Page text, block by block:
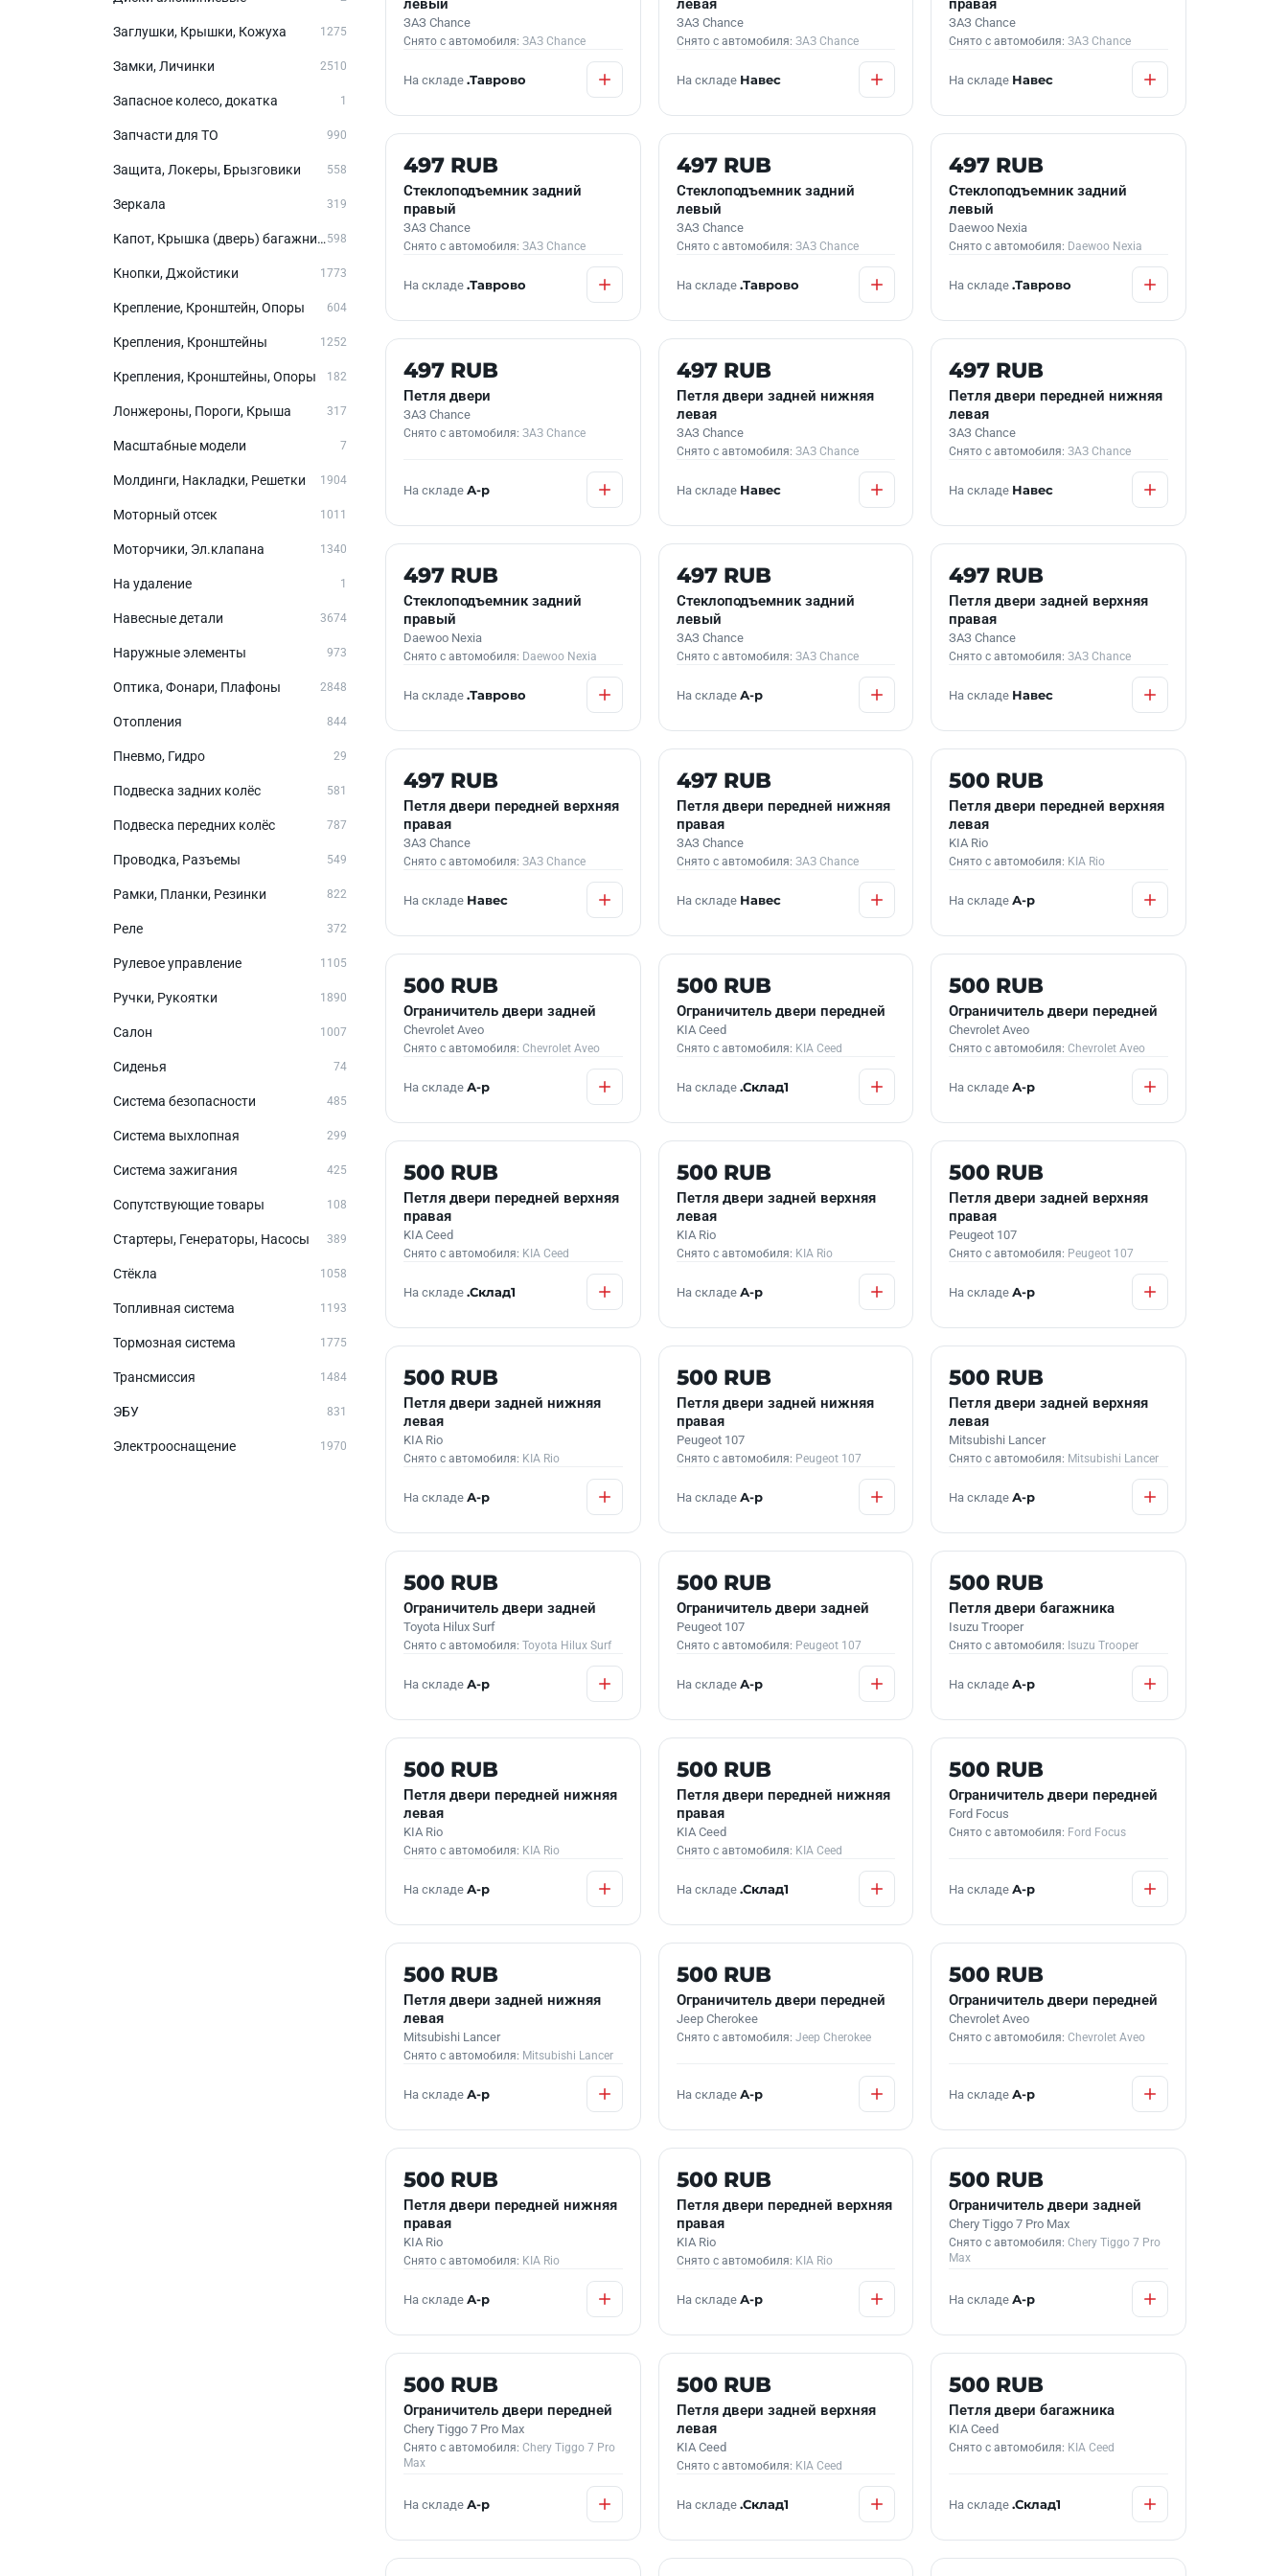
Заглушки, Крышки, Кожуха 1275
Замки, Личинки 2510
Запасное колесо, докатка 1
Запчасти для ТО 990
Защита, Локеры, Брызговики 558
Зеркала 319
Капот, Крышка (дверь) багажника598
Кнопки, Джойстики 1773
Крепление, Кронштейн, Опоры 604
Крепления, Кронштейны 1252
Крепления, Кронштейны, Опоры 182
Лонжероны, Пороги, Крыша 317
Масштабные модели 7
Молдинги, Накладки, Решетки 1904
Моторный отсек 1011
Моторчики, Эл.клапана 1340
На удаление 1
Навесные детали 3674
Наружные элементы 973
Оптика, Фонари, Плафоны 2848
Отопления 844
Пневмо, Гидро 29
Подвеска задних колёс 581
Подвеска передних колёс 787
Проводка, Разъемы 549
Рамки, Планки, Резинки 822
Реле 372
Рулевое управление 1105
Ручки, Рукоятки 1890
Салон 1007
Сиденья 74
Система безопасности 485
Система выхлопная 299
Система зажигания 425
Сопутствующие товары 108
Стартеры, Генераторы, Насосы 389
Стёкла 1058
Топливная система 1193
Тормозная система 1775
Трансмиссия 1484
ЭБУ 831
Электрооснащение 1970
левый
ЗАЗ Chance
Снято с автомобиля: ЗАЗ Chance
На складе .Таврово
левая
ЗАЗ Chance
Снято с автомобиля: ЗАЗ Chance
На складе Навес
правая
ЗАЗ Chance
Снято с автомобиля: ЗАЗ Chance
На складе Навес
Б/У В НАЛИЧИИ
497 RUB
Стеклоподъемник задний
правый
ЗАЗ Chance
Снято с автомобиля: ЗАЗ Chance
На складе .Таврово
Б/У В НАЛИЧИИ
497 RUB
Стеклоподъемник задний
левый
ЗАЗ Chance
Снято с автомобиля: ЗАЗ Chance
На складе .Таврово
Б/У В НАЛИЧИИ
497 RUB
Стеклоподъемник задний
левый
Daewoo Nexia
Снято с автомобиля: Daewoo Nexia
На складе.Таврово
Б/У В НАЛИЧИИ
497 RUB
Петля двери
ЗАЗ Chance
Снято с автомобиля: ЗАЗ Chance
На складе А-р
Б/У В НАЛИЧИИ
497 RUB
Петля двери задней нижняя
левая
ЗАЗ Chance
Снято с автомобиля: ЗАЗ Chance
На складе Навес
Б/У В НАЛИЧИИ
497 RUB
Петля двери передней нижняя
левая
ЗАЗ Chance
Снято с автомобиля: ЗАЗ Chance
На складе Навес
Б/У В НАЛИЧИИ
497 RUB
Стеклоподъемник задний
правый
Daewoo Nexia
Снято с автомобиля: Daewoo Nexia
На складе .Таврово
Б/У В НАЛИЧИИ
497 RUB
Стеклоподъемник задний
левый
ЗАЗ Chance
Снято с автомобиля: ЗАЗ Chance
На складе А-р
Б/У В НАЛИЧИИ
497 RUB
Петля двери задней верхняя
правая
ЗАЗ Chance
Снято с автомобиля: ЗАЗ Chance
На складе Навес
Б/У В НАЛИЧИИ
497 RUB
Петля двери передней верхняя
правая
ЗАЗ Chance
Снято с автомобиля: ЗАЗ Chance
На складе Навес
Б/У В НАЛИЧИИ
497 RUB
Петля двери передней нижняя
правая
ЗАЗ Chance
Снято с автомобиля: ЗАЗ Chance
На складе Навес
Б/У В НАЛИЧИИ
500 RUB
Петля двери передней верхняя
левая
KIA Rio
Снято с автомобиля: KIA Rio
На складеА-р
Б/У В НАЛИЧИИ
500 RUB
Ограничитель двери задней
Chevrolet Aveo
Снято с автомобиля: Chevrolet Aveo
На складе А-р
Б/У В НАЛИЧИИ
500 RUB
Ограничитель двери передней
KIA Ceed
Снято с автомобиля: KIA Ceed
На складе .Склад1
Б/У В НАЛИЧИИ
500 RUB
Ограничитель двери передней
Chevrolet Aveo
Снято с автомобиля: Chevrolet Aveo
На складеА-р
Б/У В НАЛИЧИИ
500 RUB
Петля двери передней верхняя
правая
KIA Ceed
Снято с автомобиля: KIA Ceed
На складе .Склад1
Б/У В НАЛИЧИИ
500 RUB
Петля двери задней верхняя
левая
KIA Rio
Снято с автомобиля: KIA Rio
На складе А-р
Б/У В НАЛИЧИИ
500 RUB
Петля двери задней верхняя
правая
Peugeot 107
Снято с автомобиля: Peugeot 107
На складеА-р
Б/У В НАЛИЧИИ
500 RUB
Петля двери задней нижняя
левая
KIA Rio
Снято с автомобиля: KIA Rio
На складе А-р
Б/У В НАЛИЧИИ
500 RUB
Петля двери задней нижняя
правая
Peugeot 107
Снято с автомобиля: Peugeot 107
На складе А-р
Б/У В НАЛИЧИИ
500 RUB
Петля двери задней верхняя
левая
Mitsubishi Lancer
Снято с автомобиля: Mitsubishi Lancer
На складеА-р
Б/У В НАЛИЧИИ
500 RUB
Ограничитель двери задней
Toyota Hilux Surf
Снято с автомобиля: Toyota Hilux Surf
На складе А-р
Б/У В НАЛИЧИИ
500 RUB
Ограничитель двери задней
Peugeot 107
Снято с автомобиля: Peugeot 107
На складе А-р
Б/У В НАЛИЧИИ
500 RUB
Петля двери багажника
Isuzu Trooper
Снято с автомобиля: Isuzu Trooper
На складеА-р
Б/У В НАЛИЧИИ
500 RUB
Петля двери передней нижняя
левая
KIA Rio
Снято с автомобиля: KIA Rio
На складе А-р
Б/У В НАЛИЧИИ
500 RUB
Петля двери передней нижняя
правая
KIA Ceed
Снято с автомобиля: KIA Ceed
На складе .Склад1
Б/У В НАЛИЧИИ
500 RUB
Ограничитель двери передней
Ford Focus
Снято с автомобиля: Ford Focus
На складеА-р
Б/У В НАЛИЧИИ
500 RUB
Петля двери задней нижняя
левая
Mitsubishi Lancer
Снято с автомобиля: Mitsubishi Lancer
На складе А-р
КОНТРАКТНАЯ
500 RUB
Ограничитель двери передней
Jeep Cherokee
Снято с автомобиля: Jeep Cherokee
На складе А-р
Б/У В НАЛИЧИИ
500 RUB
Ограничитель двери передней
Chevrolet Aveo
Снято с автомобиля: Chevrolet Aveo
На складеА-р
Б/У В НАЛИЧИИ
500 RUB
Петля двери передней нижняя
правая
KIA Rio
Снято с автомобиля: KIA Rio
На складе А-р
Б/У В НАЛИЧИИ
500 RUB
Петля двери передней верхняя
правая
KIA Rio
Снято с автомобиля: KIA Rio
На складе А-р
Б/У В НАЛИЧИИ
500 RUB
Ограничитель двери задней
Chery Tiggo 7 Pro Max
Снято с автомобиля: Chery Tiggo 7 Pro
Max
На складеА-р
Б/У В НАЛИЧИИ
500 RUB
Ограничитель двери передней
Chery Tiggo 7 Pro Max
Снято с автомобиля: Chery Tiggo 7 Pro
Max
На складе А-р
Б/У В НАЛИЧИИ
500 RUB
Петля двери задней верхняя
левая
KIA Ceed
Снято с автомобиля: KIA Ceed
На складе .Склад1
Б/У В НАЛИЧИИ
500 RUB
Петля двери багажника
KIA Ceed
Снято с автомобиля: KIA Ceed
На складе.Склад1